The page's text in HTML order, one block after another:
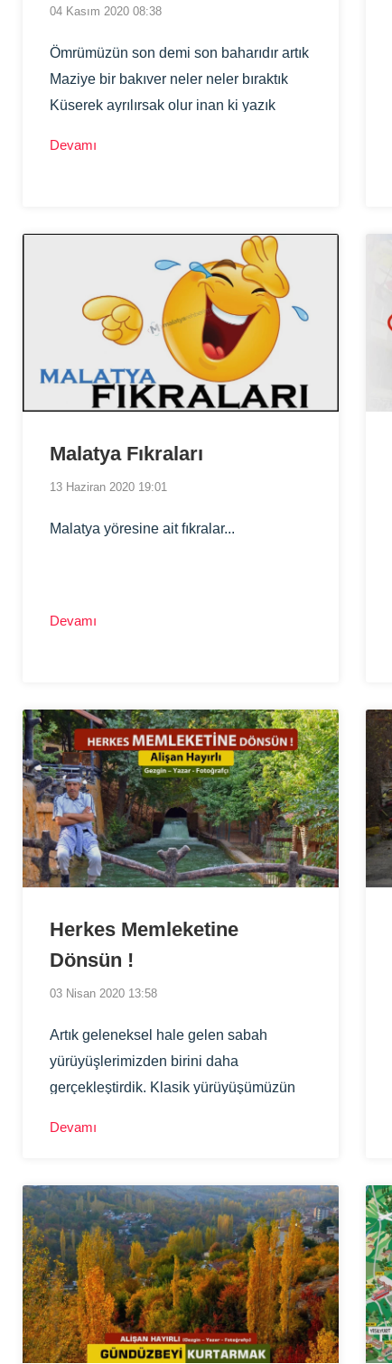
04 Kasım 2020 08:38
Ömrümüzün son demi son baharıdır artık
Maziye bir bakıver neler neler bıraktık
Küserek ayrılırsak olur inan ki yazık
Devamı
Malatya Fıkraları
13 Haziran 2020 19:01
Malatya yöresine ait fıkralar...
Devamı
Herkes Memleketine
Dönsün !
03 Nisan 2020 13:58
Artık geleneksel hale gelen sabah
yürüyüşlerimizden birini daha
gerçekleştirdik. Klasik yürüyüşümüzün
Devamı